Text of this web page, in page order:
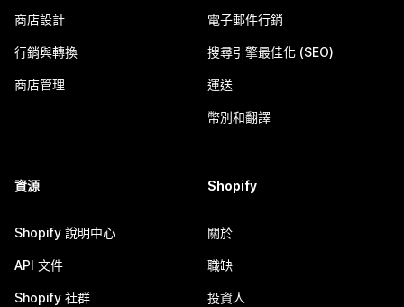
商店設計
行銷與轉換
商店管理
電子郵件行銷
搜尋引擎最佳化 (SEO)
運送
幣別和翻譯
資源
Shopify 說明中心
API 文件
Shopify 社群
Shopify
關於
職缺
投資人